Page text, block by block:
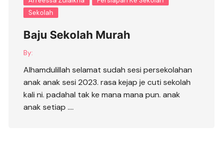
Sekolah
Baju Sekolah Murah
By:
Alhamdulillah selamat sudah sesi persekolahan
anak anak sesi 2023. rasa kejap je cuti sekolah
kali ni. padahal tak ke mana mana pun. anak
anak setiap ….